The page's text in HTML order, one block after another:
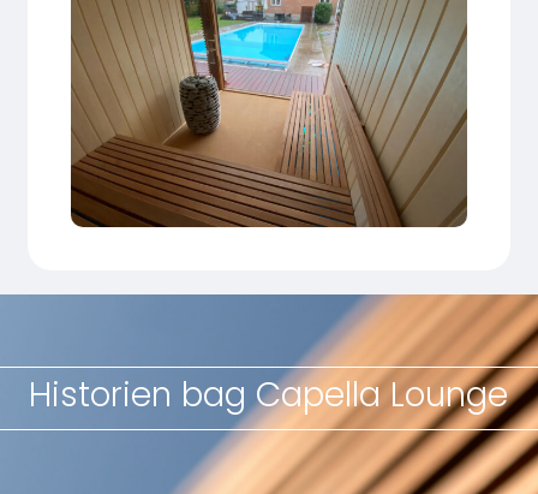
Historien bag Capella Lounge